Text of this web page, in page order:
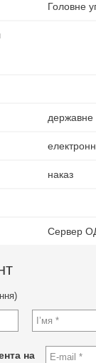
Головне
державне
наказ
Сервер
на